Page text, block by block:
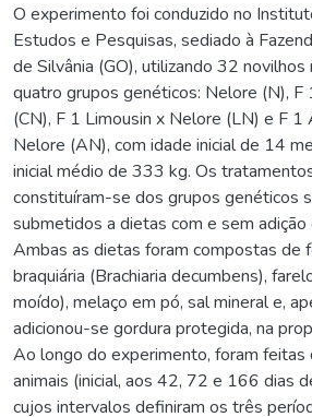
O experimento foi conduzido no
Estudos e Pesquisas, sediado à
de Silvânia (GO), utilizando 32
quatro grupos genéticos: Nelore (N), F
(CN), F 1 Limousin x Nelore (LN) e F
Nelore (AN), com idade inicial de 14
inicial médio de 333 kg. Os
constituíram-se dos grupos genéticos
submetidos a dietas com e sem
Ambas as dietas foram compostas de
braquiária (Brachiaria decumbens),
moído), melaço em pó, sal mineral e,
adicionou-se gordura protegida, na
Ao longo do experimento, foram feitas
animais (inicial, aos 42, 72 e 166 dias
cujos intervalos definiram os três